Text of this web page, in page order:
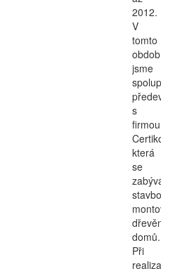
2012.
V
tomto
období
jsme
s
firmou
Certiko,
která
se
zabývá
stavbou
domů.
Při